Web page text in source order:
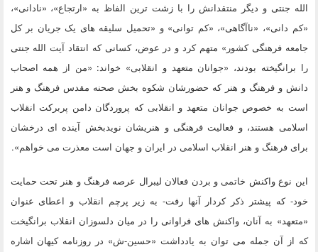
الله جنتی و دیگر منتقدانش را با زشت ترین الفاظ به «ارتجاع»، «نادانی»،
«کم دانی»، «ناآگاهی»، «کم توانی» و «تحمیل سلیقه های یک جریان بر کل
جامعه فرهنگی کشور» متهم کرد و در عوض، کسانی که انتقاد آیت الله جنتی
را برانگیخته بودند، «جوانان متعهد و انقلابی» خواند: «من از همه اصحاب
دانش و فرهنگ و هنر که حضورشان شکوه بخش صحنه مقدس فرهنگ و هنر
است به خصوص جوانان متعهد و انقلابی که پروردگان دامن پربرکت انقلاب
اسلامی هستند، و فعالیت فرهنگی و هنریشان نویدبخش آینده ای درخشان
برای فرهنگ و هنر انقلاب اسلامی در ایران و جهان است معذرت می خواهم».
این نوع واکنش خاتمی و بردن فعالان لیبرال عرصه فرهنگ و هنر تحت حمایت
خود- که پیشتر ذکر کردار آنها رفت- به زیر پرچم انقلاب و اعطای عنوان
«متعهد» به آنان، واکنش های فراوانی را در میان دلسوزان انقلاب برانگیخت
که از آن جمله می توان به یادداشت «حسین-ش» در روزنامه کیهان اشاره